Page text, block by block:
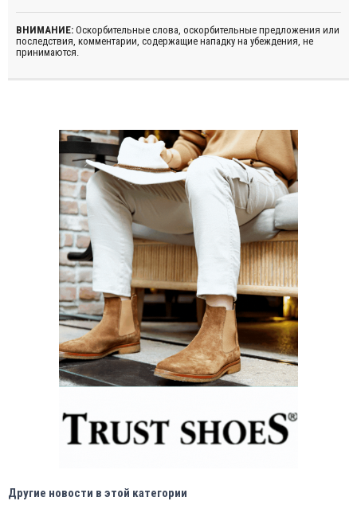
ВНИМАНИЕ: Оскорбительные слова, оскорбительные предложения или
последствия, комментарии, содержащие нападку на убеждения, не
принимаются.
Другие новости в этой категории